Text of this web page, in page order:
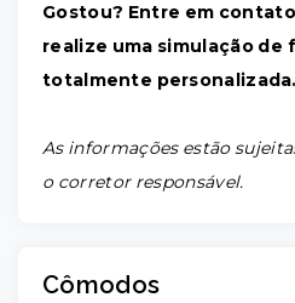
Gostou? Entre em
realize uma simulação de
totalmente personalizada.
As informações estão
o corretor responsável.
Cômodos